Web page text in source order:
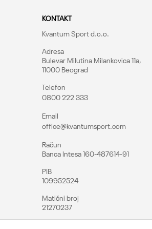
KONTAKT
Kvantum Sport d.o.o.
Adresa
Bulevar Milutina Milankovica 11a,
11000 Beograd
Telefon
0800 222 333
Email
office@kvantumsport.com
Račun
Banca Intesa 160-487614-91
PIB
109952524
Matični broj
21270237